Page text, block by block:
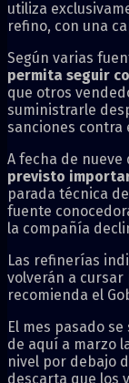
utiliza
refino, con una
Según varias
permita seguir
que otros
suministrarle
sanciones contra
A fecha de
previsto
parada técnica
fuente
la compañía
Las refinerías
volverán a cursar
recomienda el
El mes pasado
de aquí a marzo
nivel por debajo
descarta que los